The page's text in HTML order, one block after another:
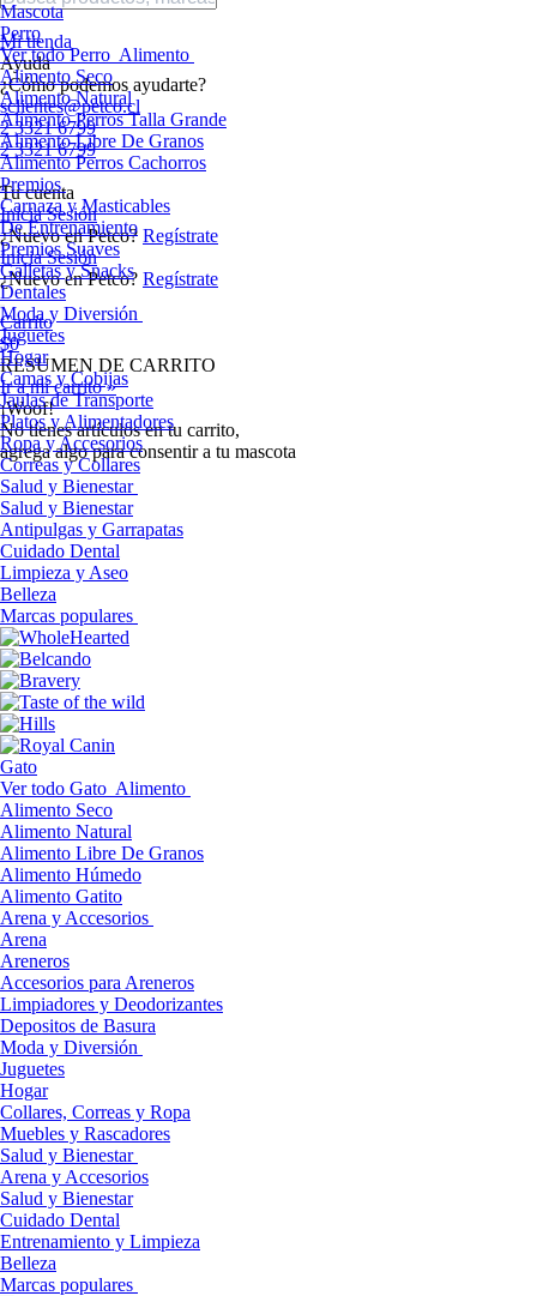
Mi tienda
Ayuda
¿Cómo podemos ayudarte?
sclientes@petco.cl
2 3321 6799
2 3321 6799
Tu cuenta
Inicia Sesión
¿Nuevo en Petco? Regístrate
Inicia Sesión
¿Nuevo en Petco? Regístrate
Carrito
$0
RESUMEN DE CARRITO
Ir a mi carrito »
¡Woof!
No tíenes artículos en tu carrito,
agrega algo para consentir a tu mascota
Mascota
Perro
Ver todo Perro Alimento
Alimento Seco
Alimento Natural
Alimento Perros Talla Grande
Alimento Libre De Granos
Alimento Perros Cachorros
Premios
Carnaza y Masticables
De Entrenamiento
Premios Suaves
Galletas y Snacks
Dentales
Moda y Diversión
Juguetes
Hogar
Camas y Cobijas
Jaulas de Transporte
Platos y Alimentadores
Ropa y Accesorios
Correas y Collares
Salud y Bienestar
Salud y Bienestar
Antipulgas y Garrapatas
Cuidado Dental
Limpieza y Aseo
Belleza
Marcas populares
Gato
Ver todo Gato Alimento
Alimento Seco
Alimento Natural
Alimento Libre De Granos
Alimento Húmedo
Alimento Gatito
Arena y Accesorios
Arena
Areneros
Accesorios para Areneros
Limpiadores y Deodorizantes
Depositos de Basura
Moda y Diversión
Juguetes
Hogar
Collares, Correas y Ropa
Muebles y Rascadores
Salud y Bienestar
Arena y Accesorios
Salud y Bienestar
Cuidado Dental
Entrenamiento y Limpieza
Belleza
Marcas populares